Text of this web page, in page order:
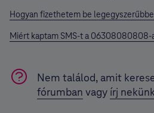
Hogyan fizethetem be
Miért kaptam SMS-t a 06308080808-
Nem találod, amit
fórumban vagy írj nekünk